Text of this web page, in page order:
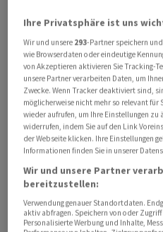
Nvidia als auch
auf.
Nvidia -Chef Jensen Huang
Computermesse Computex
Plattform für KI-
Zudem will der
Beschleuniger jedes Jahr
für 2025 in Aussicht. Die
weltweiten Boom in der KI-
antreiben und sorgten bei
Ihre Privatsphäre ist uns
Wir und unsere 293-Partner speichern
wie Browserdaten oder eindeutige
von Akzeptieren aktivieren Sie Tracking-
unsere Partner verarbeiten Daten, um
Zwecke. Wenn Tracker deaktiviert sind,
möglicherweise nicht mehr so relevant für
wieder aufrufen, um Ihre Einstellungen zu
widerrufen, indem Sie auf den Link
der Webseite klicken. Ihre Einstellungen
Informationen finden Sie in unserer
Wir und unsere Partner
bereitzustellen:
Verwendung genauer Standortdaten.
aktiv abfragen. Speichern von oder
Personalisierte Werbung und Inhalte,